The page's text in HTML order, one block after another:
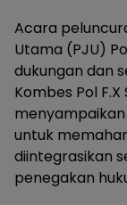
Acara
Utama (PJU)
dukungan dan
Kombes Pol
untuk
diintegrasikan
penegakan